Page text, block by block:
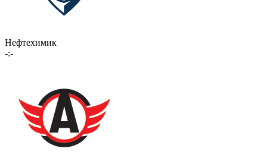
Нефтехимик
-:-